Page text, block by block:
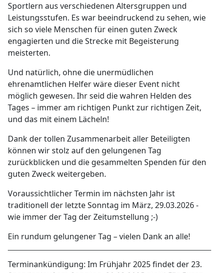
Sportlern aus verschiedenen Altersgruppen und
Leistungsstufen. Es war beeindruckend zu sehen, wie
sich so viele Menschen für einen guten Zweck
engagierten und die Strecke mit Begeisterung
meisterten.
Und natürlich, ohne die unermüdlichen
ehrenamtlichen Helfer wäre dieser Event nicht
möglich gewesen. Ihr seid die wahren Helden des
Tages – immer am richtigen Punkt zur richtigen Zeit,
und das mit einem Lächeln!
Dank der tollen Zusammenarbeit aller Beteiligten
können wir stolz auf den gelungenen Tag
zurückblicken und die gesammelten Spenden für den
guten Zweck weitergeben.
Voraussichtlicher Termin im nächsten Jahr ist
traditionell der letzte Sonntag im März, 29.03.2026 -
wie immer der Tag der Zeitumstellung ;-)
Ein rundum gelungener Tag – vielen Dank an alle!
Terminankündigung: Im Frühjahr 2025 findet der 23.